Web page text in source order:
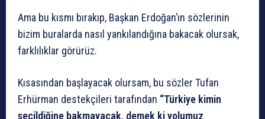
Ama bu kısmı bırakıp, Başkan Erdoğan’ın sözlerinin
bizim buralarda nasıl yankılandığına bakacak olursak,
farklılıklar görürüz.
Kısasından başlayacak olursam, bu sözler Tufan
Erhürman destekçileri tarafından “Türkiye kimin
seçildiğine bakmayacak, demek ki yolumuz